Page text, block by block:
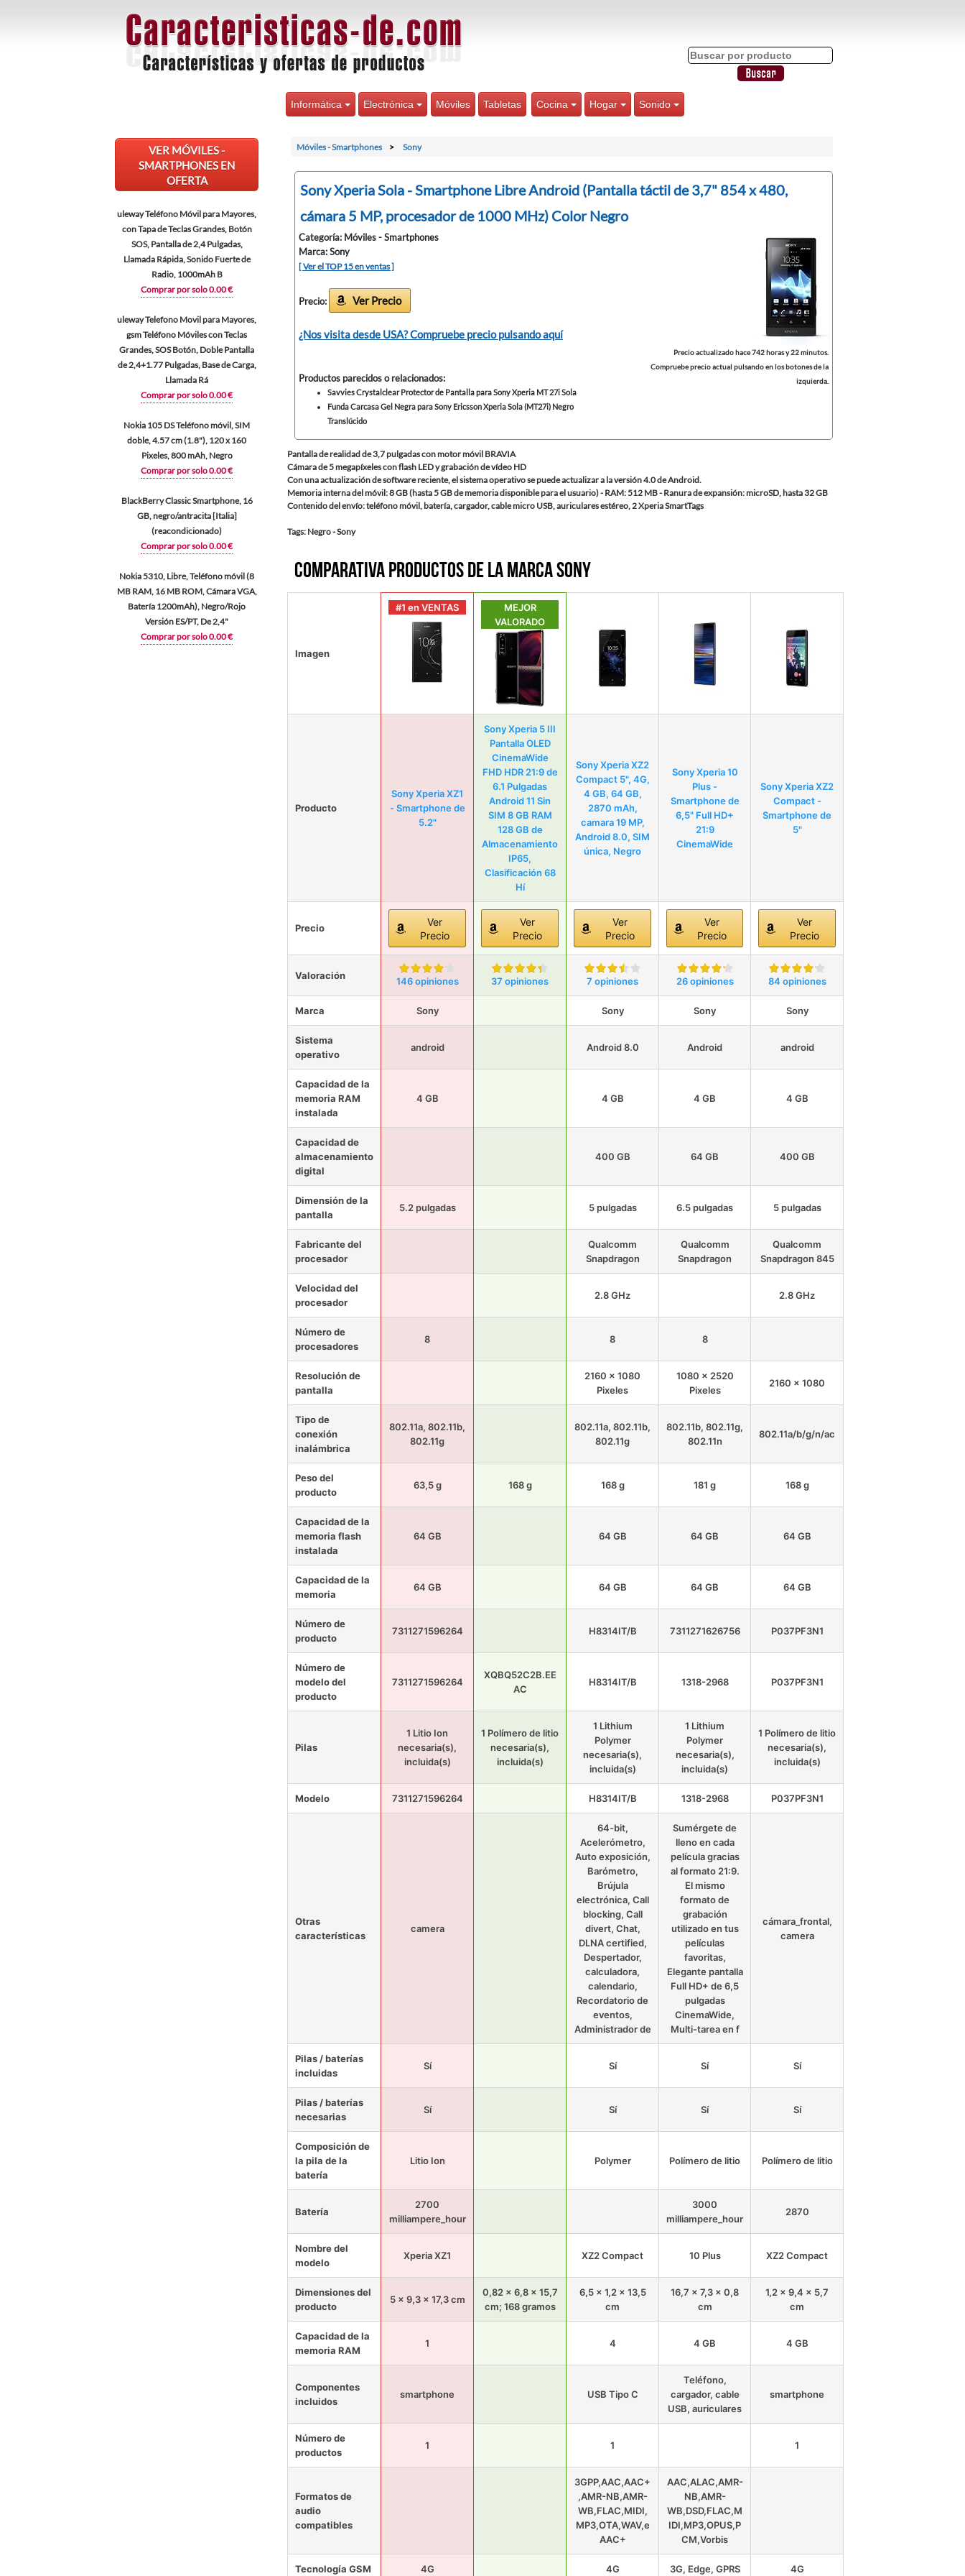
Informática Electrónica Móviles Tabletas Cocina Hogar Sonido
VER MÓVILES -
SMARTPHONES EN
OFERTA
uleway Teléfono Móvil para Mayores,
con Tapa de Teclas Grandes, Botón
SOS, Pantalla de 2,4 Pulgadas,
Llamada Rápida, Sonido Fuerte de
Radio, 1000mAh B
Comprar por solo 0.00 €
uleway Telefono Movil para Mayores,
gsm Teléfono Móviles con Teclas
Grandes, SOS Botón, Doble Pantalla
de 2,4+1.77 Pulgadas, Base de Carga,
Llamada Rá
Comprar por solo 0.00 €
Nokia 105 DS Teléfono móvil, SIM
doble, 4.57 cm (1.8"), 120 x 160
Pixeles, 800 mAh, Negro
Comprar por solo 0.00 €
BlackBerry Classic Smartphone, 16
GB, negro/antracita [Italia]
(reacondicionado)
Comprar por solo 0.00 €
Nokia 5310, Libre, Teléfono móvil (8
MB RAM, 16 MB ROM, Cámara VGA,
Batería 1200mAh), Negro/Rojo
Versión ES/PT, De 2,4"
Comprar por solo 0.00 €
Móviles - Smartphones Sony
Sony Xperia Sola - Smartphone Libre Android (Pantalla táctil de 3,7" 854 x 480,
cámara 5 MP, procesador de 1000 MHz) Color Negro
Categoría: Móviles - Smartphones
Marca: Sony
[ Ver el TOP 15 en ventas ]
Precio: Ver Precio
¿Nos visita desde USA? Compruebe precio pulsando aquí
Productos parecidos o relacionados:
Savvies Crystalclear Protector de Pantalla para Sony Xperia MT 27i Sola
Funda Carcasa Gel Negra para Sony Ericsson Xperia Sola (MT27i) Negro
Translúcido
Precio actualizado hace 742 horas y 22 minutos.
Compruebe precio actual pulsando en los botones de la
izquierda.
Pantalla de realidad de 3,7 pulgadas con motor móvil BRAVIA
Cámara de 5 megapíxeles con flash LED y grabación de vídeo HD
Con una actualización de software reciente, el sistema operativo se puede actualizar a la versión 4.0 de Android.
Memoria interna del móvil: 8 GB (hasta 5 GB de memoria disponible para el usuario) - RAM: 512 MB - Ranura de expansión: microSD, hasta 32 GB
Contenido del envío: teléfono móvil, batería, cargador, cable micro USB, auriculares estéreo, 2 Xperia SmartTags
Tags: Negro - Sony
Comparativa productos de la marca Sony
Imagen
#1 en VENTAS
MEJOR
VALORADO
Producto
Sony Xperia XZ1
- Smartphone de
5.2"
Sony Xperia 5 III
Pantalla OLED
CinemaWide
FHD HDR 21:9 de
6.1 Pulgadas
Android 11 Sin
SIM 8 GB RAM
128 GB de
Almacenamiento
IP65,
Clasificación 68
Hí
Sony Xperia XZ2
Compact 5", 4G,
4 GB, 64 GB,
2870 mAh,
camara 19 MP,
Android 8.0, SIM
única, Negro
Sony Xperia 10
Plus -
Smartphone de
6,5" Full HD+
21:9
CinemaWide
Sony Xperia XZ2
Compact -
Smartphone de
5"
Precio
Ver
Precio
Ver
Precio
Ver
Precio
Ver
Precio
Ver
Precio
Valoración 146 opiniones 37 opiniones 7 opiniones 26 opiniones 84 opiniones
Marca Sony Sony Sony Sony
Sistema
operativo
android Android 8.0 Android android
Capacidad de la
memoria RAM
instalada
4 GB 4 GB 4 GB 4 GB
Capacidad de
almacenamiento
digital
400 GB 64 GB 400 GB
Dimensión de la
pantalla
5.2 pulgadas 5 pulgadas 6.5 pulgadas 5 pulgadas
Fabricante del
procesador
Qualcomm
Snapdragon
Qualcomm
Snapdragon
Qualcomm
Snapdragon 845
Velocidad del
procesador
2.8 GHz 2.8 GHz
Número de
procesadores
8 8 8
Resolución de
pantalla
2160 x 1080
Pixeles
1080 x 2520
Pixeles
2160 x 1080
Tipo de
conexión
inalámbrica
802.11a, 802.11b,
802.11g
802.11a, 802.11b,
802.11g
802.11b, 802.11g,
802.11n
802.11a/b/g/n/ac
Peso del
producto
63,5 g 168 g 168 g 181 g 168 g
Capacidad de la
memoria flash
instalada
64 GB 64 GB 64 GB 64 GB
Capacidad de la
memoria
64 GB 64 GB 64 GB 64 GB
Número de
producto
7311271596264 H8314IT/B 7311271626756 P037PF3N1
Número de
modelo del
producto
7311271596264
XQBQ52C2B.EE
AC
H8314IT/B 1318-2968 P037PF3N1
Pilas
1 Litio Ion
necesaria(s),
incluida(s)
1 Polímero de litio
necesaria(s),
incluida(s)
1 Lithium
Polymer
necesaria(s),
incluida(s)
1 Lithium
Polymer
necesaria(s),
incluida(s)
1 Polímero de litio
necesaria(s),
incluida(s)
Modelo 7311271596264 H8314IT/B 1318-2968 P037PF3N1
Otras
características
camera
64-bit,
Acelerómetro,
Auto exposición,
Barómetro,
Brújula
electrónica, Call
blocking, Call
divert, Chat,
DLNA certified,
Despertador,
calculadora,
calendario,
Recordatorio de
eventos,
Administrador de
Sumérgete de
lleno en cada
película gracias
al formato 21:9.
El mismo
formato de
grabación
utilizado en tus
películas
favoritas,
Elegante pantalla
Full HD+ de 6,5
pulgadas
CinemaWide,
Multi-tarea en f
cámara_frontal,
camera
Pilas / baterías
incluidas
Sí Sí Sí Sí
Pilas / baterías
necesarias
Sí Sí Sí Sí
Composición de
la pila de la
batería
Litio Ion Polymer Polímero de litio Polímero de litio
Batería
2700
milliampere_hour
3000
milliampere_hour
2870
Nombre del
modelo
Xperia XZ1 XZ2 Compact 10 Plus XZ2 Compact
Dimensiones del
producto
5 x 9,3 x 17,3 cm
0,82 x 6,8 x 15,7
cm; 168 gramos
6,5 x 1,2 x 13,5
cm
16,7 x 7,3 x 0,8
cm
1,2 x 9,4 x 5,7
cm
Capacidad de la
memoria RAM
1 4 4 GB 4 GB
Componentes
incluidos
smartphone USB Tipo C
Teléfono,
cargador, cable
USB, auriculares
smartphone
Número de
productos
1 1 1
Formatos de
audio
compatibles
3GPP,AAC,AAC+
,AMR-NB,AMR-
WB,FLAC,MIDI,
MP3,OTA,WAV,e
AAC+
AAC,ALAC,AMR-
NB,AMR-
WB,DSD,FLAC,M
IDI,MP3,OPUS,P
CM,Vorbis
Tecnología GSM 4G 4G 3G, Edge, GPRS 4G